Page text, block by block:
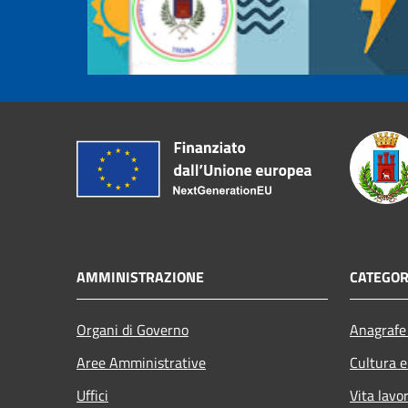
AMMINISTRAZIONE
Organi di Governo
Aree Amministrative
Uffici
Cultura
Vita